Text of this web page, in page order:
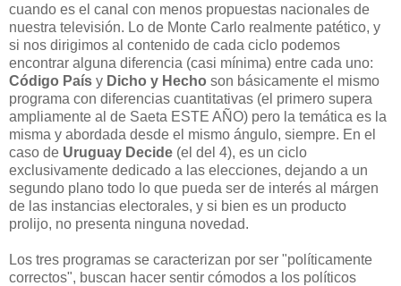
cuando es el canal con menos propuestas nacionales de
nuestra televisión. Lo de Monte Carlo realmente patético, y
si nos dirigimos al contenido de cada ciclo podemos
encontrar alguna diferencia (casi mínima) entre cada uno:
Código País y Dicho y Hecho son básicamente el mismo
programa con diferencias cuantitativas (el primero supera
ampliamente al de Saeta ESTE AÑO) pero la temática es la
misma y abordada desde el mismo ángulo, siempre. En el
caso de Uruguay Decide (el del 4), es un ciclo
exclusivamente dedicado a las elecciones, dejando a un
segundo plano todo lo que pueda ser de interés al márgen
de las instancias electorales, y si bien es un producto
prolijo, no presenta ninguna novedad.
Los tres programas se caracterizan por ser "políticamente
correctos", buscan hacer sentir cómodos a los políticos